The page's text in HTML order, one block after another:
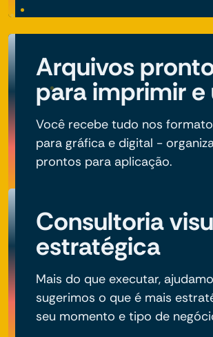
Arquivos
para imprimir e
Você recebe tudo nos
para gráfica e digital -
prontos para aplicação.
Consultoria
estratégica
Mais do que executar,
sugerimos o que é mais
seu momento e tipo de